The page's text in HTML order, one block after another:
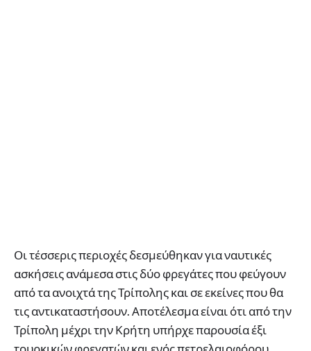
Οι τέσσερις περιοχές δεσμεύθηκαν για ναυτικές
ασκήσεις ανάμεσα στις δύο φρεγάτες που φεύγουν
από τα ανοιχτά της Τρίπολης και σε εκείνες που θα
τις αντικαταστήσουν. Αποτέλεσμα είναι ότι από την
Τρίπολη μέχρι την Κρήτη υπήρχε παρουσία έξι